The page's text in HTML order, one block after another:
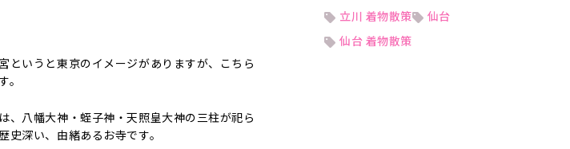
というと東京のイメージがありますが、こちら
。
、八幡大神・蛭子神・天照皇大神の三柱が祀ら
史深い、由緒あるお寺です。
立川 着物散策
仙台
仙台 着物散策